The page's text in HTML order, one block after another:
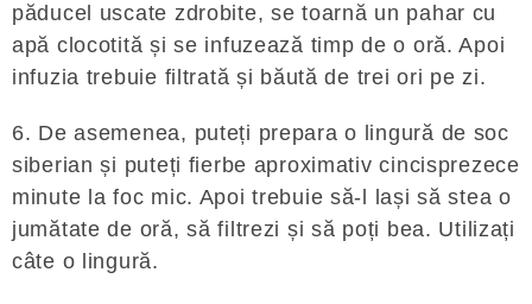
păducel uscate zdrobite, se toarnă un pahar cu
apă clocotită și se infuzează timp de o oră. Apoi
infuzia trebuie filtrată și băută de trei ori pe zi.
6. De asemenea, puteți prepara o lingură de soc
siberian și puteți fierbe aproximativ cincisprezece
minute la foc mic. Apoi trebuie să-l lași să stea o
jumătate de oră, să filtrezi și să poți bea. Utilizați
câte o lingură.